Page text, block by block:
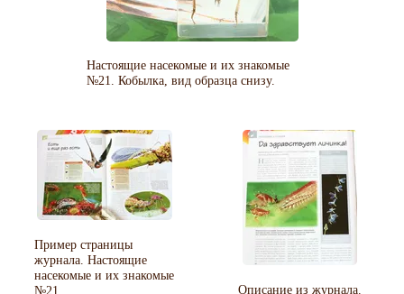
Настоящие насекомые и их знакомые
№21. Кобылка, вид образца снизу.
Пример страницы
журнала. Настоящие
насекомые и их знакомые
№21.
Описание из журнала.